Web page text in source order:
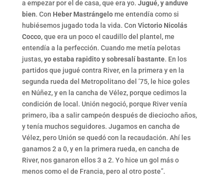
a empezar por el de casa, que era yo. Jugué, y anduve
bien. Con Heber Mastrángelome entendía como si
hubiésemos jugado toda la vida. Con Victorio Nicolás
Cocco, que era un poco el caudillo del plantel, me
entendía a la perfección. Cuando me metía pelotas
justas,yo estaba rapidito y sobresalí bastante. En los
partidos que jugué contra River, en la primera y en la
segunda rueda del Metropolitano del ’75, le hice goles
en Núñez, y en la cancha de Vélez, porque cedimos la
condición de local. Unión negoció, porque River venía
primero, iba a salir campeón después de dieciocho años,
y tenía muchos seguidores. Jugamos en cancha de
Vélez, pero Unión se quedó con la recaudación. Ahí les
ganamos 2 a 0, y en la primera rueda, en cancha de
River, nos ganaron ellos 3 a 2. Yo hice un gol más o
menos como el de Francia, pero al otro poste”.